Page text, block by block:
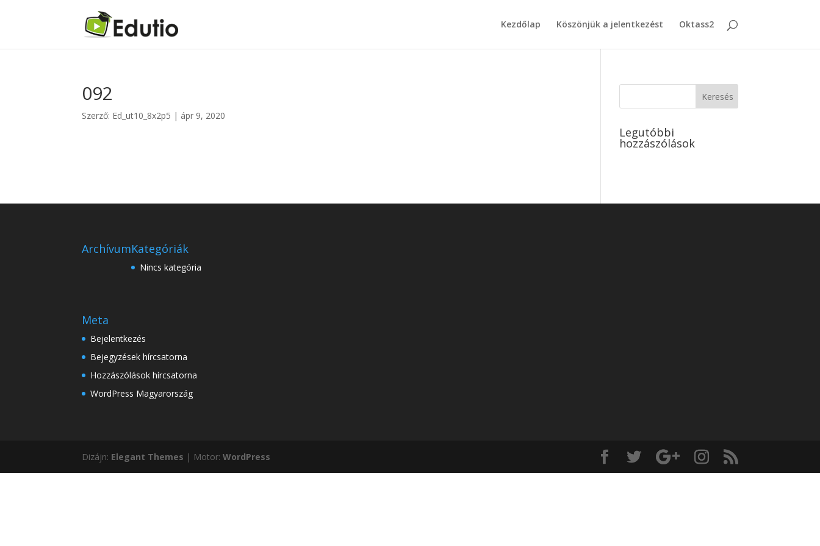
Kezdőlap Köszönjük a jelentkezést Oktass2
092
Szerző: Ed_ut10_8x2p5 | ápr 9, 2020
Legutóbbi
hozzászólások
ArchívumKategóriák
Nincs kategória
Meta
Bejelentkezés
Bejegyzések hírcsatorna
Hozzászólások hírcsatorna
WordPress Magyarország
Dizájn: Elegant Themes | Motor:WordPress